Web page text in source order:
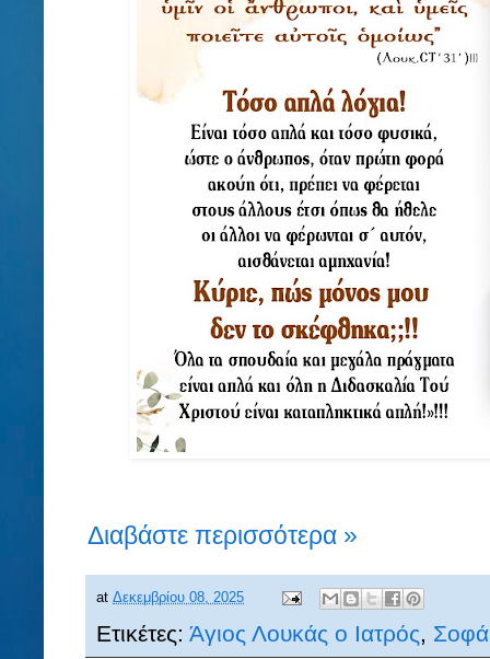
Διαβάστε περισσότερα »
at Δεκεμβρίου 08, 2025
Ετικέτες: Άγιος Λουκάς ο Ιατρός Σοφά